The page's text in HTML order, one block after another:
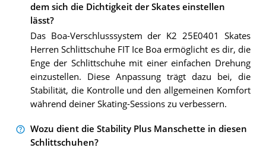
dem sich die Dichtigkeit der Skates einstellen
lässt?
Das Boa-Verschlusssystem der K2 25E0401 Skates
Herren Schlittschuhe FIT Ice Boa ermöglicht es dir, die
Enge der Schlittschuhe mit einer einfachen Drehung
einzustellen. Diese Anpassung trägt dazu bei, die
Stabilität, die Kontrolle und den allgemeinen Komfort
während deiner Skating-Sessions zu verbessern.
Wozu dient die Stability Plus Manschette in diesen
Schlittschuhen?